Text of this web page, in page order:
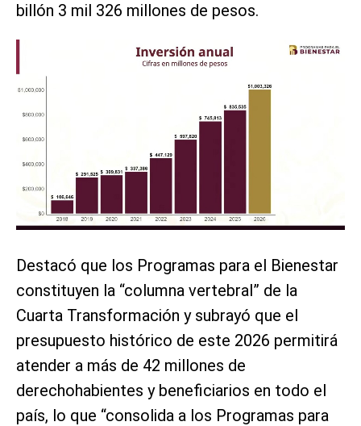
billón 3 mil 326 millones de pesos.
Destacó que los Programas para el Bienestar
constituyen la “columna vertebral” de la
Cuarta Transformación y subrayó que el
presupuesto histórico de este 2026 permitirá
atender a más de 42 millones de
derechohabientes y beneficiarios en todo el
país, lo que “consolida a los Programas para